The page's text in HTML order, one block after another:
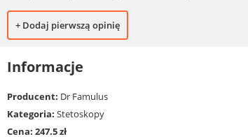
+ Dodaj pierwszą opinię
Informacje
Producent: Dr Famulus
Kategoria: Stetoskopy
Cena: 247.5 zł